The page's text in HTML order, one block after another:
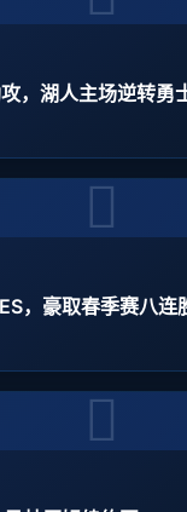
，湖人主场逆转勇
，豪取春季赛八连